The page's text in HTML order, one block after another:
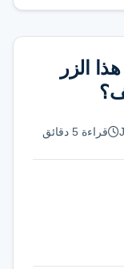
الزر
قراءة 5 دقائق